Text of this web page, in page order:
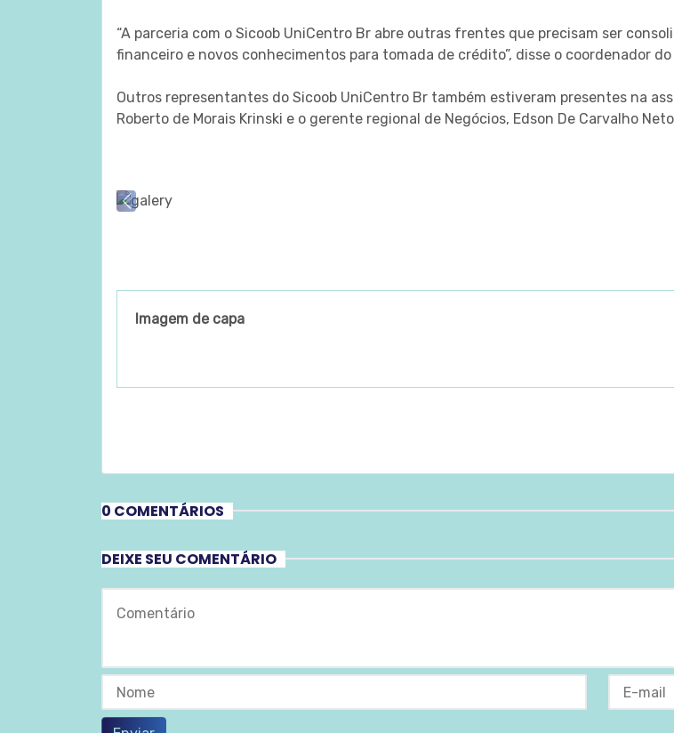
“A parceria com o Sicoob UniCentro Br abre outras frentes que precisam ser
financeiro e novos conhecimentos para tomada de crédito”, disse o coordenador do
Outros representantes do Sicoob UniCentro Br também estiveram presentes na
Roberto de Morais Krinski e o gerente regional de Negócios, Edson De Carvalho
Previous
Imagem de capa
0 COMENTÁRIOS
DEIXE SEU COMENTÁRIO